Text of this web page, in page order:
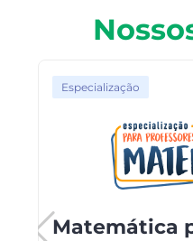
Especialização
Matemática